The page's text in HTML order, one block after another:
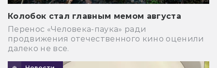
Колобок стал главным мемом августа
Перенос «Человека-паука» ради
продвижения отечественного кино оценили
далеко не все.